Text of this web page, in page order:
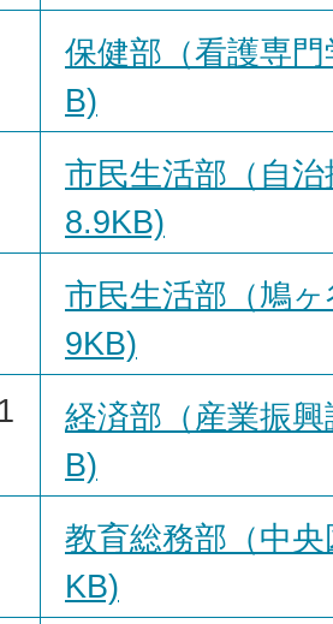
保健部（看護専
B)
市民生活部（自
8.9KB)
市民生活部（鳩
9KB)
経済部（産業振
B)
教育総務部（中
KB)